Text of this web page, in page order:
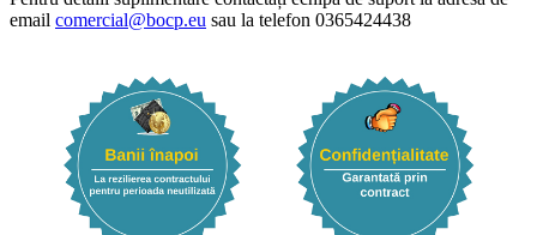
email comercial@bocp.eu sau la telefon 0365424438